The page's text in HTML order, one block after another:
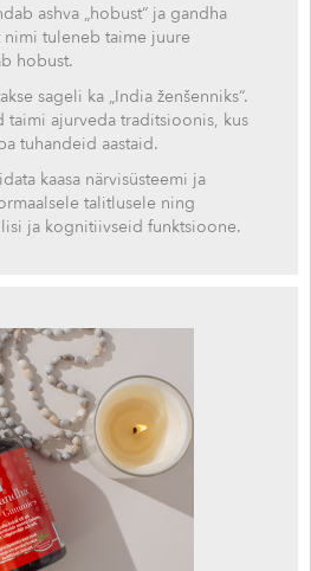
ashva „hobust“ ja gandha
nimi tuleneb taime juure
hobust.
sageli ka „India ženšenniks“.
taimi ajurveda traditsioonis, kus
tuhandeid aastaid.
kaasa närvisüsteemi ja
talitlusele ning
ja kognitiivseid funktsioone.